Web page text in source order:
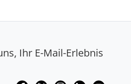
Ihr E-Mail-Erlebnis